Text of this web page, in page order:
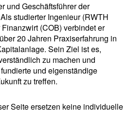
und Geschäftsführer der
studierter Ingenieur (RWTH
(COB) verbindet er
20 Jahren Praxiserfahrung in
Sein Ziel ist es,
zu machen und
und eigenständige
zu treffen.
Seite ersetzen keine individuelle